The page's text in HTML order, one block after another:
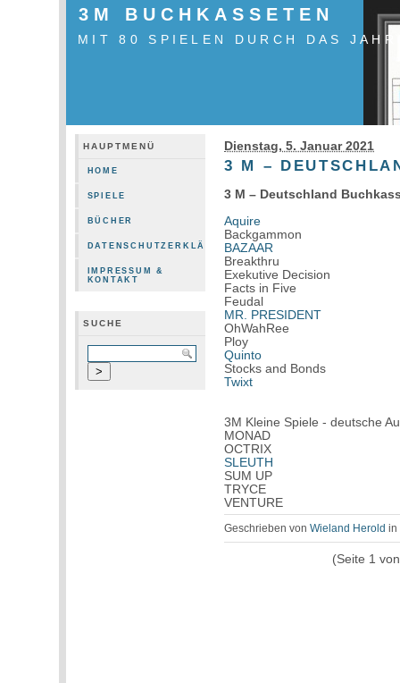
3M BUCHKASSETEN
MIT 80 SPIELEN DURCH DAS JAHR
HAUPTMENÜ
HOME
SPIELE
BÜCHER
DATENSCHUTZERKLÄRUNG
IMPRESSUM &
KONTAKT
SUCHE
Dienstag, 5. Januar 2021
3 M –
3 M – Deutschland
Aquire
Backgammon
BAZAAR
Breakthru
Exekutive Decision
Facts in Five
Feudal
MR. PRESIDENT
OhWahRee
Ploy
Quinto
Stocks and Bonds
Twixt
3M Kleine Spiele - deutsche
MONAD
OCTRIX
SLEUTH
SUM UP
TRYCE
VENTURE
Geschrieben vonWieland Herold in
(Seite 1